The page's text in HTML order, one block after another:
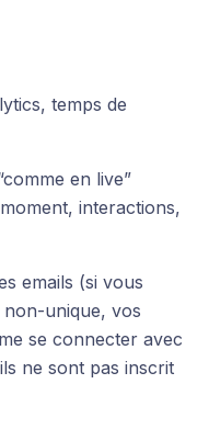
temps de
en live”
interactions,
emails (si vous
unique, vos
se connecter avec
ne sont pas inscrit